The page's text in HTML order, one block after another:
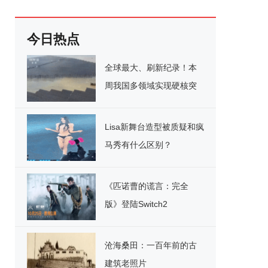
今日热点
全球最大、刷新纪录！本
周我国多领域实现硬核突
Lisa新舞台造型被质疑和疯
马秀有什么区别？
《匹诺曹的谎言：完全
版》登陆Switch2
沧海桑田：一百年前的古
建筑老照片